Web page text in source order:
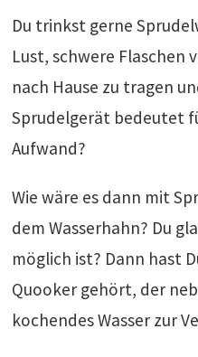
Du trinkst gerne
Lust, schwere Flaschen
nach Hause zu tragen
Sprudelgerät bedeutet
Aufwand?
Wie wäre es dann mit
dem Wasserhahn? Du
möglich ist? Dann hast
Quooker gehört, der
kochendes Wasser zur